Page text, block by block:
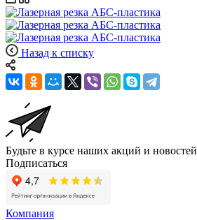
Назад к списку
Будьте в курсе наших акций и новостей
Подписаться
Компания